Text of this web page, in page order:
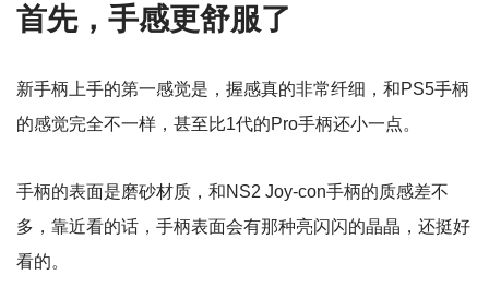
首先，手感更舒服了
新手柄上手的第一感觉是，握感真的非常纤细，和PS5手柄
的感觉完全不一样，甚至比1代的Pro手柄还小一点。
手柄的表面是磨砂材质，和NS2 Joy-con手柄的质感差不
多，靠近看的话，手柄表面会有那种亮闪闪的晶晶，还挺好
看的。